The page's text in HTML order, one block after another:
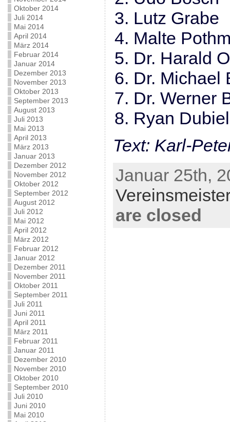
Oktober 2014
Juli 2014
Mai 2014
April 2014
März 2014
Februar 2014
Januar 2014
Dezember 2013
November 2013
Oktober 2013
September 2013
August 2013
Juli 2013
Mai 2013
April 2013
März 2013
Januar 2013
Dezember 2012
November 2012
Oktober 2012
September 2012
August 2012
Juli 2012
Mai 2012
April 2012
März 2012
Februar 2012
Januar 2012
Dezember 2011
November 2011
Oktober 2011
September 2011
Juli 2011
Juni 2011
April 2011
März 2011
Februar 2011
Januar 2011
Dezember 2010
November 2010
Oktober 2010
September 2010
Juli 2010
Juni 2010
Mai 2010
Lutz
Malte
Dr.
Dr.
Dr.
Ryan
Text: Karl-
Januar 25th,
are closed